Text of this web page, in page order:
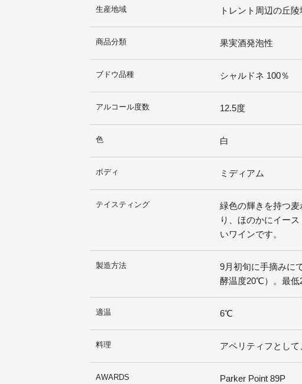
生産地域 トレント周辺の丘
商品分類 果実酒発泡性
ブドウ品種 シャルドネ 100％
アルコール度数 12.5度
色 白
ボディ ミディアム
テイスティング
緑色の輝きを持つ
り、ほのかにイー
いワインです。
製造方法
9月初旬に手摘みに
酵温度20℃）。最低
適温 6℃
料理 アペリティフとし
AWARDS
Parker Point 89P